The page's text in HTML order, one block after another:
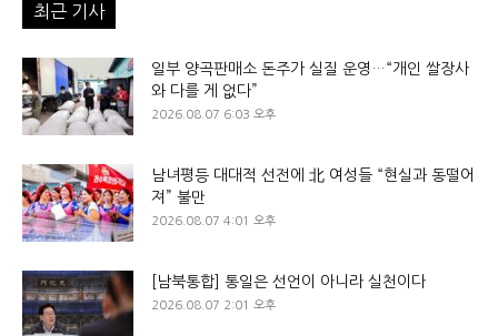
최근 기사
일부 양곡판매소 돈주가 실질 운영…“개인 쌀장사
와 다를 게 없다”
2026.08.07 6:03 오후
남녀평등 대대적 선전에 北 여성들 “현실과 동떨어
져” 불만
2026.08.07 4:01 오후
[남북통합] 통일은 선언이 아니라 실천이다
2026.08.07 2:01 오후